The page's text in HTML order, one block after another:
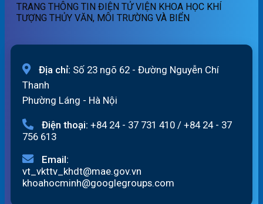
TRANG THÔNG TIN ĐIỆN TỬ VIỆN KHOA HỌC KHÍ
TƯỢNG THỦY VĂN, MÔI TRƯỜNG VÀ BIỂN
Địa chỉ: Số 23 ngõ 62 - Đường Nguyễn Chí
Thanh
Phường Láng - Hà Nội
Điện thoại: +84 24 - 37 731 410 / +84 24 - 37
756 613
Email:
vt_vkttv_khdt@mae.gov.vn
khoahocminh@googlegroups.com